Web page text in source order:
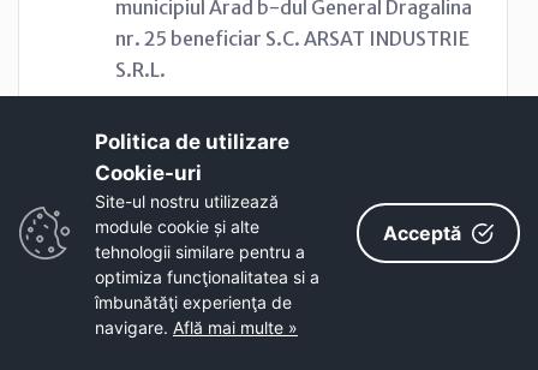
municipiul Arad b-dul General Dragalina
nr. 25 beneficiar S.C. ARSAT INDUSTRIE
S.R.L.
Proiect Nr.2 din 14-01-2020
Proiect de hotarare privind adoptarea
Bugetului General de Venituri si
Cheltuieli al municipiului Arad pentru anul
2020 - initiativa primarului
Politica de utilizare
Cookie-uri‎
Site-ul nostru utilizează
module cookie și alte
tehnologii similare pentru a
optimiza funcţionalitatea si a
îmbunătăţi experienţa de
navigare. Află mai multe »
Acceptă